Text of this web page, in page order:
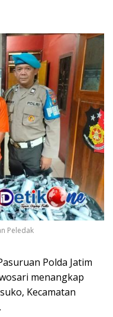
Peledak
Polda Jatim
menangkap
Kecamatan